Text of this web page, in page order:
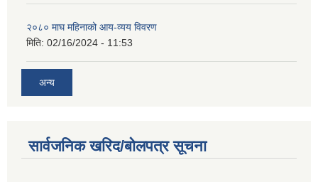
२०८० माघ महिनाको आय-व्यय विवरण
मिति: 02/16/2024 - 11:53
अन्य
सार्वजनिक खरिद/बोलपत्र सूचना